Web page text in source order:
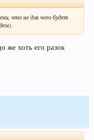
что не для чего будет
же хоть его разок